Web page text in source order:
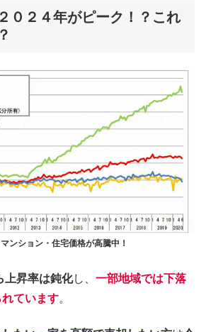
０２４年がピーク！？これ
ンション・住宅価格が高騰中！
上昇率は鈍化し、 一部地域では下落
ています。